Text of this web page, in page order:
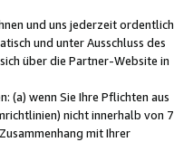
und uns jederzeit ordentlich
und unter Ausschluss des
über die Partner-Website in
(a) wenn Sie Ihre Pflichten aus
nicht innerhalb von 7
mit Ihrer